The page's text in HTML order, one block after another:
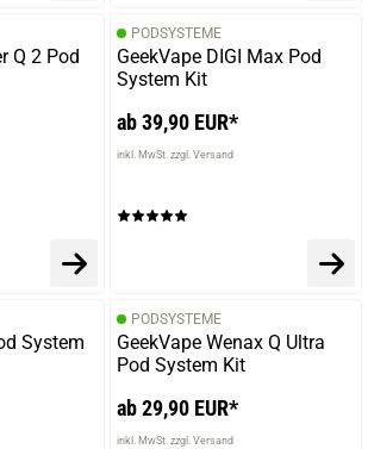
auch hier gottseidank ohne cooling
Q 2 Pod
PODSYSTEME
GeekVape DIGI Max Pod
System Kit
ab 39,90 EUR*
inkl. MwSt. zzgl. Versand
System
PODSYSTEME
GeekVape Wenax Q Ultra
Pod System Kit
ab 29,90 EUR*
inkl. MwSt. zzgl. Versand